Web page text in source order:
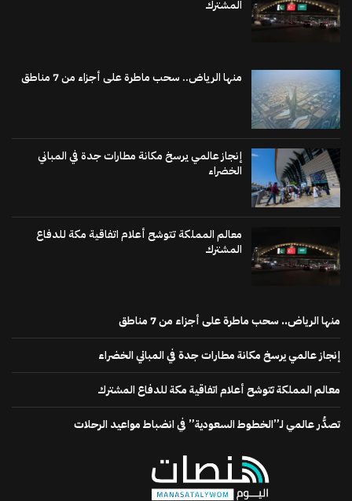
المشترك
منها الرياض.. سحب ماطرة على أجزاء من 7 مناطق
إنجاز عالمي يرسخ مكانة مطارات جدة في المباني
الخضراء
معالم المملكة تتوشح أعلام اتفاقية مكة للدفاع
المشترك
منها الرياض.. سحب ماطرة على أجزاء من 7 مناطق
إنجاز عالمي يرسخ مكانة مطارات جدة في المباني الخضراء
معالم المملكة تتوشح أعلام اتفاقية مكة للدفاع المشترك
تصدُّر عالمي لـ”الخطوط السعودية” في انضباط مواعيد الرحلات